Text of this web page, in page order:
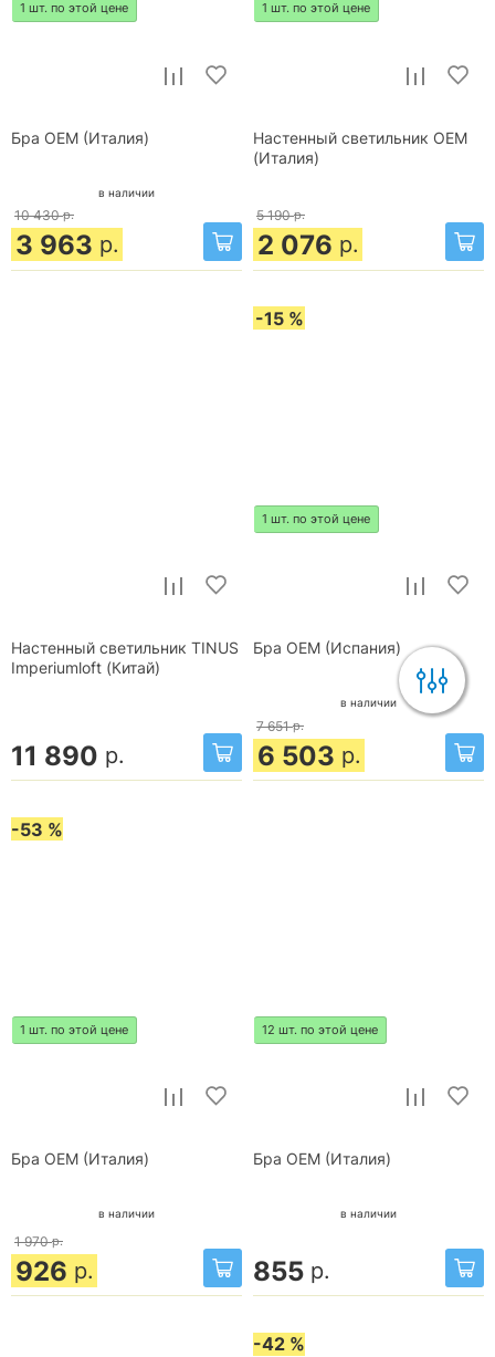
1 шт. по этой цене
Бра OEM (Италия)
в наличии
10 430 р.
3 963 р.
1 шт. по этой цене
Настенный светильник OEM
(Италия)
5 190 р.
2 076 р.
Настенный светильник TINUS
Imperiumloft (Китай)
11 890 р.
-15 %
1 шт. по этой цене
Бра OEM (Испания)
в наличии
7 651 р.
6 503 р.
-53 %
1 шт. по этой цене
Бра OEM (Италия)
в наличии
1 970 р.
926 р.
12 шт. по этой цене
Бра OEM (Италия)
в наличии
855 р.
-42 %